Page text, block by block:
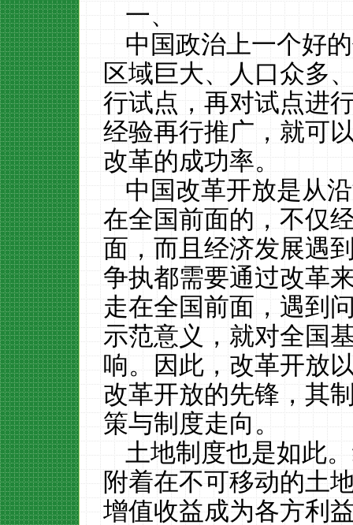
一、
中国政治上一个好
区域巨大、人口众多
行试点，再对试点进
经验再行推广，就可
改革的成功率。
中国改革开放是从
在全国前面的，不仅
面，而且经济发展遇
争执都需要通过改革
走在全国前面，遇到
示范意义，就对全国
响。因此，改革开放
改革开放的先锋，其
策与制度走向。
土地制度也是如此
附着在不可移动的土
增值收益成为各方利